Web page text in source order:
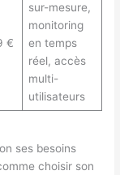
€
sur-mesure,
monitoring
en temps
réel, accès
multi-
utilisateurs
ses besoins
choisir son